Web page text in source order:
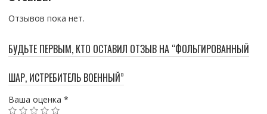
Отзывов пока нет.
БУДЬТЕ ПЕРВЫМ, КТО ОСТАВИЛ ОТЗЫВ НА “ФОЛЬГИРОВАННЫЙ
ШАР, ИСТРЕБИТЕЛЬ ВОЕННЫЙ”
Ваша оценка *